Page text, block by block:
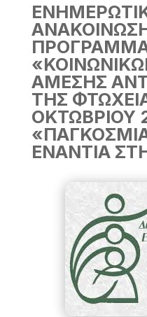
ΑΜΕΣΗΣ
ΤΗΣ
ΟΚΤΩΒΡΙΟΥ
ΕΝΑΝΤΙΑ